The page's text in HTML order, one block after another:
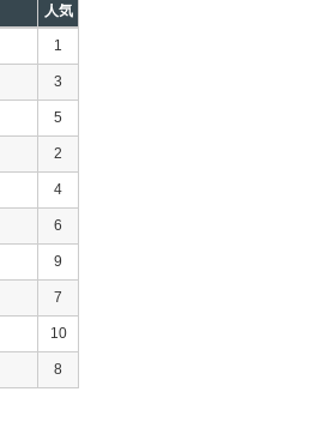
人気
1
3
5
2
4
6
9
7
10
8